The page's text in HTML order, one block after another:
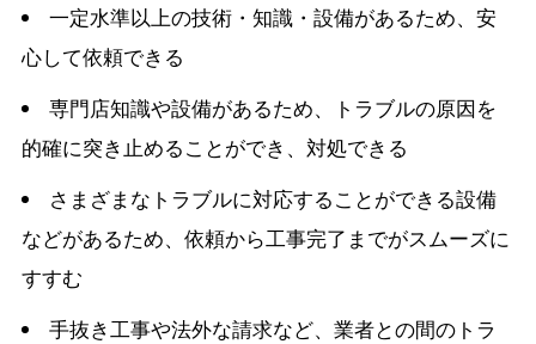
一定水準以上の技術・知識・設備があるため、安
心して依頼できる
専門店知識や設備があるため、トラブルの原因を
的確に突き止めることができ、対処できる
さまざまなトラブルに対応することができる設備
などがあるため、依頼から工事完了までがスムーズに
すすむ
手抜き工事や法外な請求など、業者との間のトラ